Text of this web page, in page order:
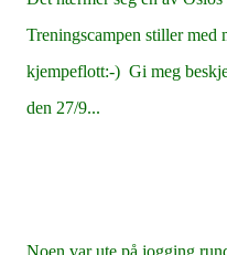
Treningscampen stiller med
kjempeflott:-) Gi meg
den 27/9...
Noen var ute på jogging